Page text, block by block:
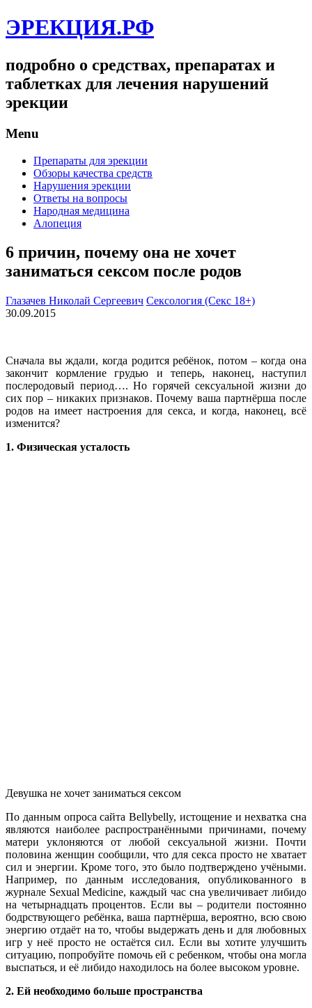
ЭРЕКЦИЯ.РФ
подробно о средствах, препаратах и
таблетках для лечения нарушений
эрекции
Menu
Препараты для эрекции
Обзоры качества средств
Нарушения эрекции
Ответы на вопросы
Народная медицина
Алопеция
6 причин, почему она не хочет
заниматься сексом после родов
Глазачев Николай Сергеевич Сексология (Секс 18+)
30.09.2015
Сначала вы ждали, когда родится ребёнок, потом – когда она
закончит кормление грудью и теперь, наконец, наступил
послеродовый период…. Но горячей сексуальной жизни до
сих пор – никаких признаков. Почему ваша партнёрша после
родов на имеет настроения для секса, и когда, наконец, всё
изменится?
1. Физическая усталость
Девушка не хочет заниматься сексом
По данным опроса сайта Bellybelly, истощение и нехватка сна
являются наиболее распространёнными причинами, почему
матери уклоняются от любой сексуальной жизни. Почти
половина женщин сообщили, что для секса просто не хватает
сил и энергии. Кроме того, это было подтверждено учёными.
Например, по данным исследования, опубликованного в
журнале Sexual Medicine, каждый час сна увеличивает либидо
на четырнадцать процентов. Если вы – родители постоянно
бодрствующего ребёнка, ваша партнёрша, вероятно, всю свою
энергию отдаёт на то, чтобы выдержать день и для любовных
игр у неё просто не остаётся сил. Если вы хотите улучшить
ситуацию, попробуйте помочь ей с ребенком, чтобы она могла
выспаться, и её либидо находилось на более высоком уровне.
2. Ей необходимо больше пространства